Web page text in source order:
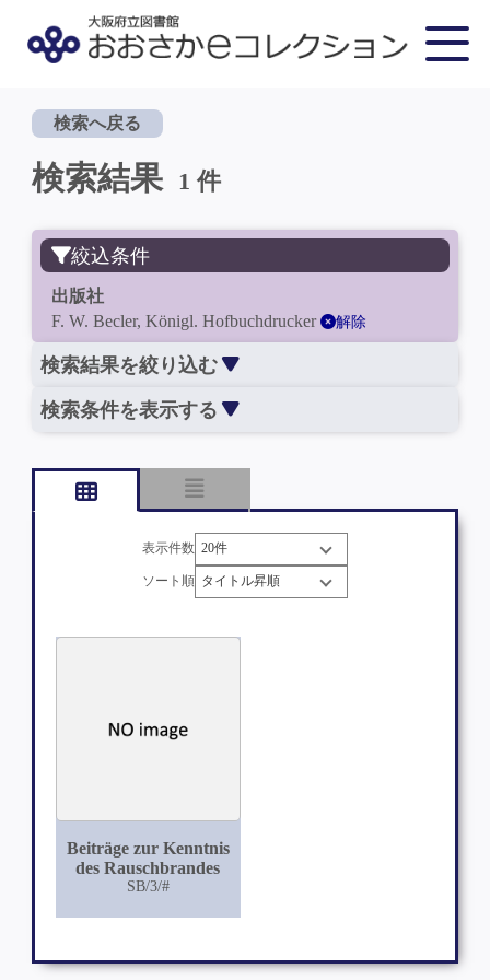
検索へ戻る
検索結果 1 件
絞込条件
出版社
F. W. Becler, Königl. Hofbuchdrucker
解除
検索結果を絞り込む
検索条件を表示する
表示件数
ソート順
Beiträge zur Kenntnis
des Rauschbrandes
SB/3/#